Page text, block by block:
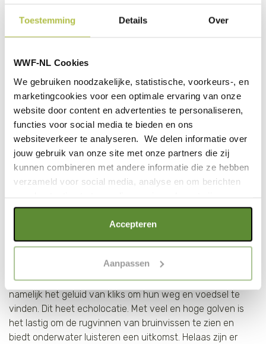
Toestemming Details Over
WWF-NL Cookies
We gebruiken noodzakelijke, statistische, voorkeurs-, en
marketingcookies voor een optimale ervaring van onze
website door content en advertenties te personaliseren,
functies voor social media te bieden en ons
websiteverkeer te analyseren. We delen informatie over
jouw gebruik van onze site met onze partners die zij
kunnen combineren met andere informatie die ze hebben
verzameld voor social media, analyse en om berichten
Als je op "Alle cookies accepteren" klikt, ga je akkoord
met een optimaal gebruik van de website. Als je niet alle
"selectie toestaan" of "alleen noodzakelijke cookies", wat
wel gevolgen kan hebben voor de gebruiksvriendelijkheid
van de website. Voor meer inzage in de cookies klik dan
op "Cookie instellingen". Lees voor meer informatie
onzeCookie Policy.
Accepteren
Aanpassen
Luisteren naar ‘klikkende’
bruinvissen
Gelukkig is er een troef voor handen: bruinvissen vinden
door te luisteren. Nadat we net voorbij Gorishoek voor
anker zijn gegaan hangen we een speciale hydrofoon in
het water. Dit apparaat is zo aangepast dat het de hoge
frequenties van bruinvissen kan opvangen die normaal
voor ons gehoor niet hoorbaar zijn. Bruinvissen gebruiken
namelijk het geluid van kliks om hun weg en voedsel te
vinden. Dit heet echolocatie. Met veel en hoge golven is
het lastig om de rugvinnen van bruinvissen te zien en
biedt onderwater luisteren een uitkomst. Helaas zijn er